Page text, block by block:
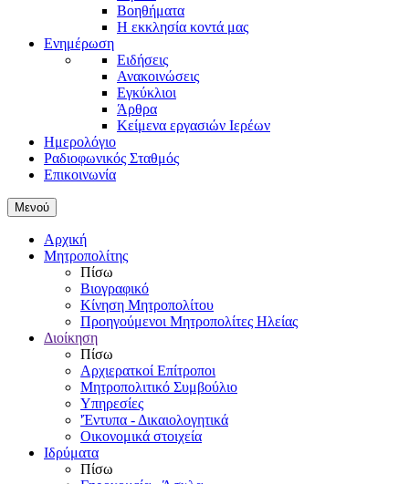
Βοηθήματα
Η εκκλησία κοντά μας
Ενημέρωση
Ειδήσεις
Ανακοινώσεις
Εγκύκλιοι
Άρθρα
Κείμενα εργασιών Ιερέων
Ημερολόγιο
Ραδιοφωνικός Σταθμός
Επικοινωνία
Μενού
Αρχική
Μητροπολίτης
Πίσω
Βιογραφικό
Κίνηση Μητροπολίτου
Προηγούμενοι Μητροπολίτες Ηλείας
Διοίκηση
Πίσω
Αρχιερατκοί Επίτροποι
Μητροπολιτικό Συμβούλιο
Υπηρεσίες
'Έντυπα - Δικαιολογητικά
Οικονομικά στοιχεία
Ιδρύματα
Πίσω